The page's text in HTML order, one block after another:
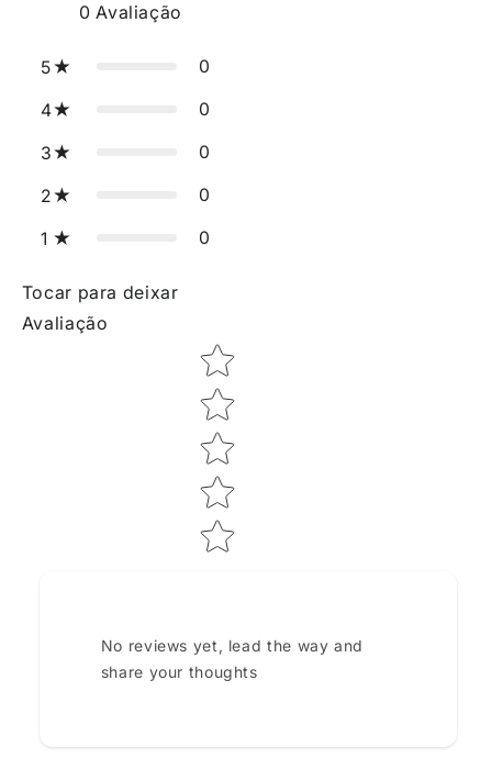
0 Avaliação
5 0
4 0
3 0
2 0
1 0
Tocar para deixar
Avaliação
Star rating
No reviews yet, lead the way and
share your thoughts